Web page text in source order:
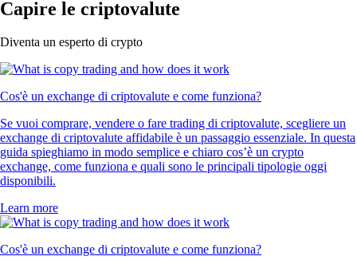
Capire le criptovalute
Diventa un esperto di crypto
Cos'è un exchange di criptovalute e come funziona?
Se vuoi comprare, vendere o fare trading di criptovalute, scegliere un
exchange di criptovalute affidabile è un passaggio essenziale. In questa
guida spieghiamo in modo semplice e chiaro cos’è un crypto
exchange, come funziona e quali sono le principali tipologie oggi
disponibili.
Learn more
Cos'è un exchange di criptovalute e come funziona?